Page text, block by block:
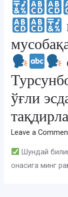
ўғли
Leave a
Шундай
онасига минг